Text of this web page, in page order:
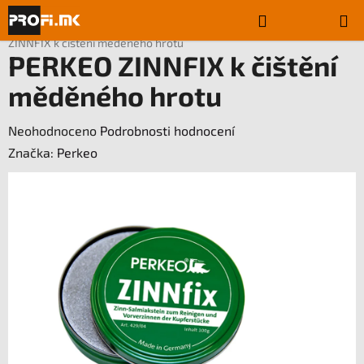
Přejít
na
obsah
KOŠÍK
Domů/Pájecí potřeby Pájecí pomůcky a příslušenství
PERKEO
ZINNFIX k čištění měděného hrotu
PERKEO ZINNFIX k čištění
měděného hrotu
Průměrné
hodnocení
produktu
hvězdiček.
Neohodnoceno Podrobnosti hodnocení
Značka: Perkeo